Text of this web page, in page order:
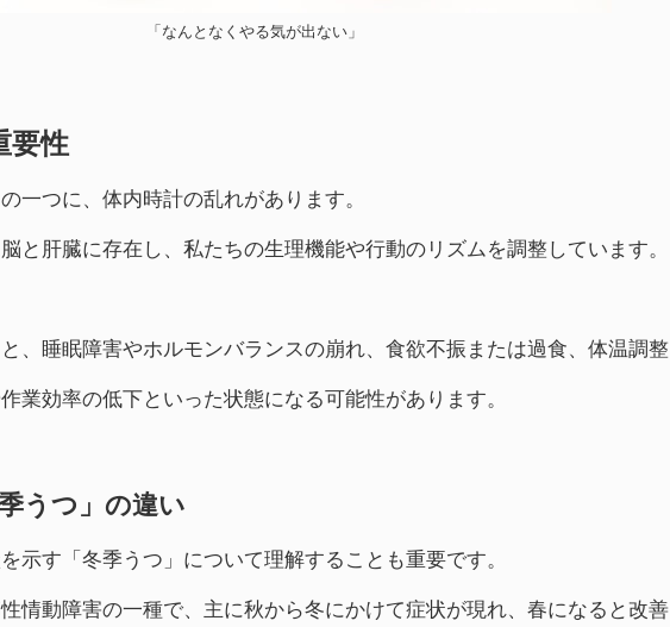
「なんとなくやる気が出ない」
要性
一つに、体内時計の乱れがあります。
と肝臓に存在し、私たちの生理機能や行動のリズムを調整しています。
、睡眠障害やホルモンバランスの崩れ、食欲不振または過食、体温調整
業効率の低下といった状態になる可能性があります。
うつ」の違い
示す「冬季うつ」について理解することも重要です。
情動障害の一種で、主に秋から冬にかけて症状が現れ、春になると改善